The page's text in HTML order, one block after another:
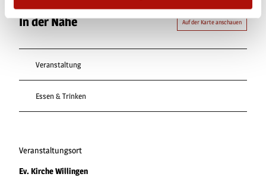
In der Nähe Auf der Karte anschauen
Veranstaltung
Essen & Trinken
Veranstaltungsort
Ev. Kirche Willingen